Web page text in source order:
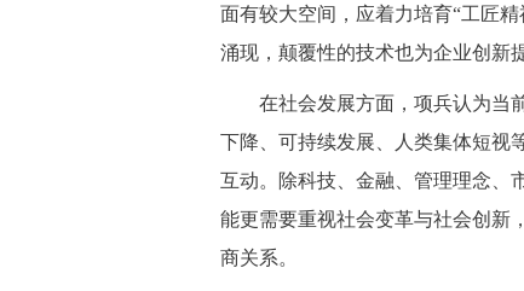
面有较大空间，应着力培育“工匠
涌现，颠覆性的技术也为企业创新
在社会发展方面，项兵认为当前
下降、可持续发展、人类集体短视
互动。除科技、金融、管理理念、
能更需要重视社会变革与社会创新
商关系。